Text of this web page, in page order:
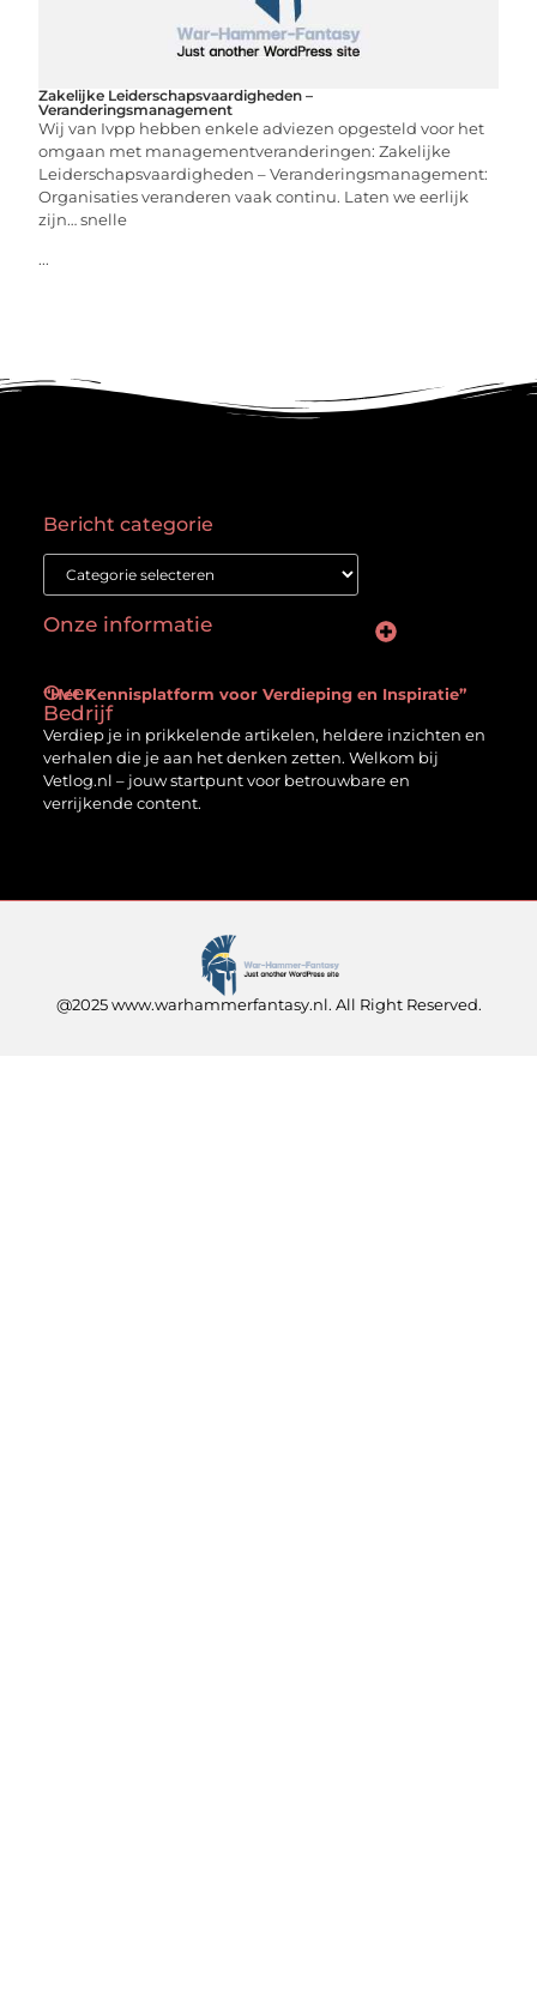
Zakelijke Leiderschapsvaardigheden –
Veranderingsmanagement
Wij van Ivpp hebben enkele adviezen opgesteld voor het
omgaan met managementveranderingen: Zakelijke
Leiderschapsvaardigheden – Veranderingsmanagement:
Organisaties veranderen vaak continu. Laten we eerlijk
zijn… snelle
...
Over
Bedrijf
“Het Kennisplatform voor Verdieping en Inspiratie”
Verdiep je in prikkelende artikelen, heldere inzichten en
verhalen die je aan het denken zetten. Welkom bij
Vetlog.nl – jouw startpunt voor betrouwbare en
verrijkende content.
Onze informatie
Bericht categorie
@2025 www.warhammerfantasy.nl. All Right Reserved.